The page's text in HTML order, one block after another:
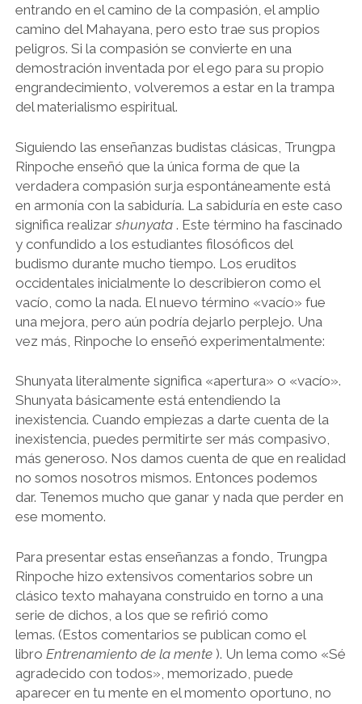
entrando en el camino de la compasión, el amplio
camino del Mahayana, pero esto trae sus propios
peligros. Si la compasión se convierte en una
demostración inventada por el ego para su propio
engrandecimiento, volveremos a estar en la trampa
del materialismo espiritual.
Siguiendo las enseñanzas budistas clásicas, Trungpa
Rinpoche enseñó que la única forma de que la
verdadera compasión surja espontáneamente está
en armonía con la sabiduría. La sabiduría en este caso
significa realizar shunyata. Este término ha fascinado
y confundido a los estudiantes filosóficos del
budismo durante mucho tiempo. Los eruditos
occidentales inicialmente lo describieron como el
vacío, como la nada. El nuevo término «vacío» fue
una mejora, pero aún podría dejarlo perplejo. Una
vez más, Rinpoche lo enseñó experimentalmente:
Shunyata literalmente significa «apertura» o «vacío».
Shunyata básicamente está entendiendo la
inexistencia. Cuando empiezas a darte cuenta de la
inexistencia, puedes permitirte ser más compasivo,
más generoso. Nos damos cuenta de que en realidad
no somos nosotros mismos. Entonces podemos
dar. Tenemos mucho que ganar y nada que perder en
ese momento.
Para presentar estas enseñanzas a fondo, Trungpa
Rinpoche hizo extensivos comentarios sobre un
clásico texto mahayana construido en torno a una
serie de dichos, a los que se refirió como
lemas. (Estos comentarios se publican como el
libro Entrenamiento de la mente). Un lema como «Sé
agradecido con todos», memorizado, puede
aparecer en tu mente en el momento oportuno, no